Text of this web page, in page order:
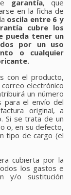
garantía, que
en la ficha de
oscila entre 6 y
cubre los
pueda tener un
por un uso
o cualquier
con el producto,
electrónico
un número
para el envío del
original, a
Si se trata de un
o, en su defecto,
tipo de cargo (el
cubierta por la
los gastos e
y/o sustitución